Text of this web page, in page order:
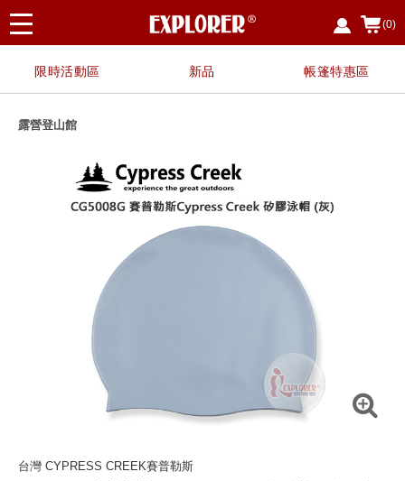
(0)
限時活動區 新品 帳篷特惠區
露營登山館
台灣 CYPRESS CREEK賽普勒斯